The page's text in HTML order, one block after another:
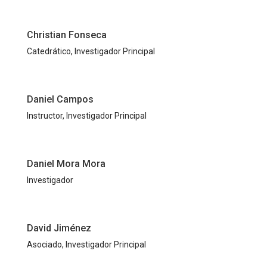
Christian Fonseca
Catedrático, Investigador Principal
Daniel Campos
Instructor, Investigador Principal
Daniel Mora Mora
Investigador
David Jiménez
Asociado, Investigador Principal